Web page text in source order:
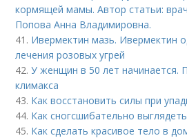
кормящей мамы. Автор статьи:
Попова Анна Владимировна.
41. Ивермектин мазь. Ивермектин
лечения розовых угрей
42.У женщин в 50 лет начинается.
климакса
43. Как восстановить силы при
44. Как сногсшибательно
45. Как сделать красивое тело в